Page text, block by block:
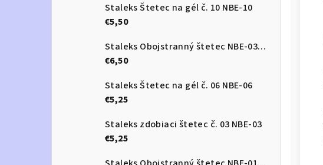
Staleks Štetec na gél č. 10 NBE-10
€5,50
Staleks Obojstranný štetec NBE-03/06
€6,50
Staleks Štetec na gél č. 06 NBE-06
€5,25
Staleks zdobiaci štetec č. 03 NBE-03
€5,25